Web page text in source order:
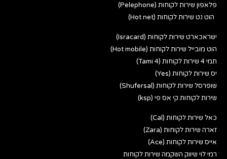
פלאפון שירות לקוחות (Pelephone)
הוט נט שירות לקוחות (Hot net)
ישראכארט שירות לקוחות (Isracard)
הוט מובייל שירות לקוחות (Hot mobile)
תמי 4 שירות לקוחות (Tami 4)
יס שירות לקוחות (Yes)
שופרסל שירות לקוחות (Shufersal)
שירות לקוחות קי אס פי (ksp)
כאל שירות לקוחות (Cal)
זארה שירות לקוחות (Zara)
אייס שירות לקוחות (Ace)
רמי לוי שיווק השקמה שירות לקוחות